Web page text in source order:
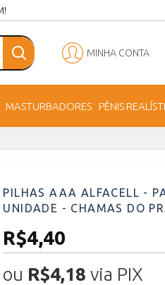
MINHA CONTA
MASTURBADORES PÊNIS
PILHAS AAA ALFACELL -
UNIDADE - CHAMAS DO
R$4,40
ou R$4,18 via PIX